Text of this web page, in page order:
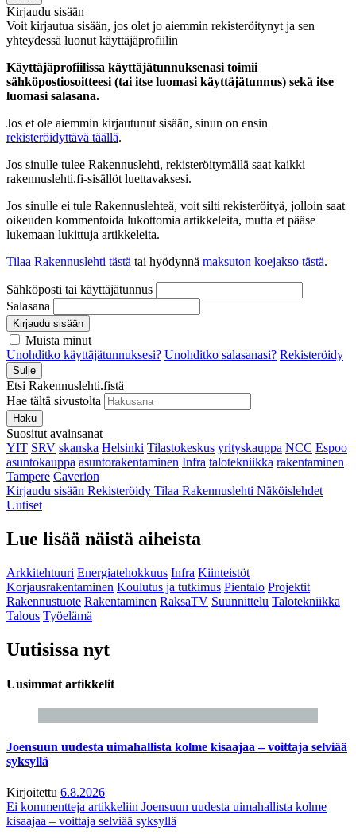
Kirjaudu sisään
Voit kirjautua sisään, jos olet jo aiemmin rekisteröitynyt ja sen
yhteydessä luonut käyttäjäprofiilin
Käyttäjäprofiilissa käyttäjätunnuksenasi toimii
sähköpostiosoitteesi (tai itse luomasi käyttäjätunnus) sekä itse
luomasi salasana.
Jos et ole aiemmin kirjautunut sisään, sinun on ensin
rekisteröidyttävä täällä.
Jos sinulle tulee Rakennuslehti, rekisteröitymällä saat kaikki
rakennuslehti.fi-sisällöt luettavaksesi.
Jos sinulle ei tule Rakennuslehteä, voit silti rekisteröityä, jolloin saat
oikeuden kommentoida lukottomia artikkeleita, mutta et pääse
lukemaan lukittuja artikkeleita.
Tilaa Rakennuslehti tästä tai hyödynnä maksuton koejakso tästä.
Sähköposti tai käyttäjätunnus
Salasana
Kirjaudu sisään
Muista minut
Unohditko käyttäjätunnuksesi? Unohditko salasanasi? Rekisteröidy
Sulje
Etsi Rakennuslehti.fistä
Hae tältä sivustolta
Haku
Suositut avainsanat
YIT SRV skanska Helsinki Tilastokeskus yrityskauppa NCC Espoo
asuntokauppa asuntorakentaminen Infra talotekniikka rakentaminen
Tampere Caverion
Kirjaudu sisään Rekisteröidy Tilaa Rakennuslehti Näköislehdet
Uutiset
Lue lisää näistä aiheista
Arkkitehtuuri Energiatehokkuus Infra Kiinteistöt
Korjausrakentaminen Koulutus ja tutkimus Pientalo Projektit
Rakennustuote Rakentaminen RaksaTV Suunnittelu Talotekniikka
Talous Työelämä
Uutisissa nyt
Uusimmat artikkelit
Joensuun uudesta uimahallista kolme kisaajaa – voittaja selviää
syksyllä
Kirjoitettu 6.8.2026
Ei kommentteja artikkeliin Joensuun uudesta uimahallista kolme
kisaajaa – voittaja selviää syksyllä